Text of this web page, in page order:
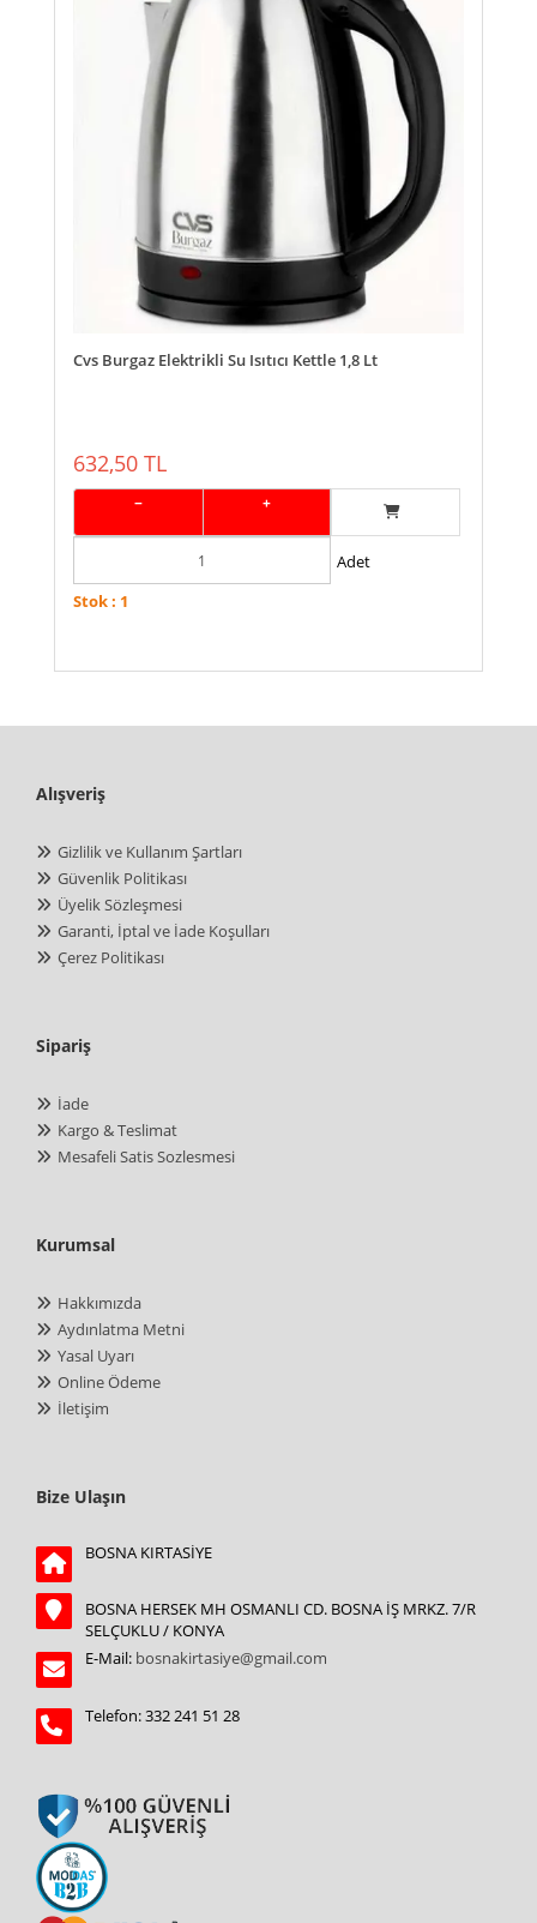
Cvs Burgaz Elektrikli Su Isıtıcı Kettle 1,8 Lt
632,50 TL
− +
Adet
Stok : 1
Alışveriş
Gizlilik ve Kullanım Şartları
Güvenlik Politikası
Üyelik Sözleşmesi
Garanti, İptal ve İade Koşulları
Çerez Politikası
Sipariş
İade
Kargo & Teslimat
Mesafeli Satis Sozlesmesi
Kurumsal
Hakkımızda
Aydınlatma Metni
Yasal Uyarı
Online Ödeme
İletişim
Bize Ulaşın
BOSNA KIRTASİYE
BOSNA HERSEK MH OSMANLI CD. BOSNA İŞ MRKZ. 7/R
SELÇUKLU / KONYA
E-Mail: bosnakirtasiye@gmail.com
Telefon: 332 241 51 28